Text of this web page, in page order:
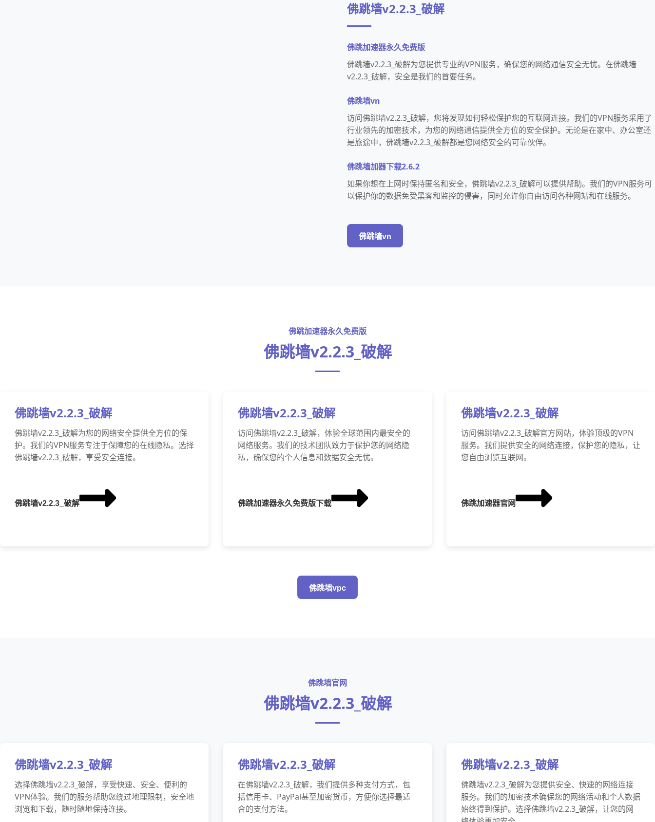
佛跳墙v2.2.3_破解
佛跳加速器永久免费版
佛跳墙v2.2.3_破解为您提供专业的VPN服务，确保您的网络通信安全无忧。在佛跳墙
v2.2.3_破解，安全是我们的首要任务。
佛跳墙vn
访问佛跳墙v2.2.3_破解，您将发现如何轻松保护您的互联网连接。我们的VPN服务采用了
行业领先的加密技术，为您的网络通信提供全方位的安全保护。无论是在家中、办公室还
是旅途中，佛跳墙v2.2.3_破解都是您网络安全的可靠伙伴。
佛跳墙加器下载2.6.2
如果你想在上网时保持匿名和安全，佛跳墙v2.2.3_破解可以提供帮助。我们的VPN服务可
以保护你的数据免受黑客和监控的侵害，同时允许你自由访问各种网站和在线服务。
佛跳墙vn
佛跳加速器永久免费版
佛跳墙v2.2.3_破解
佛跳墙v2.2.3_破解
佛跳墙v2.2.3_破解为您的网络安全提供全方位的保
护。我们的VPN服务专注于保障您的在线隐私。选择
佛跳墙v2.2.3_破解，享受安全连接。
佛跳墙v2.2.3_破解
佛跳墙v2.2.3_破解
访问佛跳墙v2.2.3_破解，体验全球范围内最安全的
网络服务。我们的技术团队致力于保护您的网络隐
私，确保您的个人信息和数据安全无忧。
佛跳加速器永久免费版下载
佛跳墙v2.2.3_破解
访问佛跳墙v2.2.3_破解官方网站，体验顶级的VPN
服务。我们提供安全的网络连接，保护您的隐私，让
您自由浏览互联网。
佛跳加速器官网
佛跳墙vpc
佛跳墙官网
佛跳墙v2.2.3_破解
佛跳墙v2.2.3_破解
选择佛跳墙v2.2.3_破解，享受快速、安全、便利的
VPN体验。我们的服务帮助您绕过地理限制，安全地
浏览和下载，随时随地保持连接。
佛跳墙v2.2.3_破解
在佛跳墙v2.2.3_破解，我们提供多种支付方式，包
括信用卡、PayPal甚至加密货币，方便你选择最适
合的支付方法。
佛跳墙v2.2.3_破解
佛跳墙v2.2.3_破解为您提供安全、快速的网络连接
服务。我们的加密技术确保您的网络活动和个人数据
始终得到保护。选择佛跳墙v2.2.3_破解，让您的网